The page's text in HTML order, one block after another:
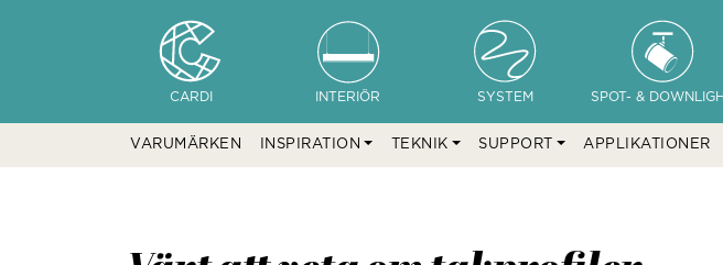
CARDI INTERIÖR SYSTEM SPOT- &
VARUMÄRKEN INSPIRATION TEKNIK SUPPORT APPLIKATIONER